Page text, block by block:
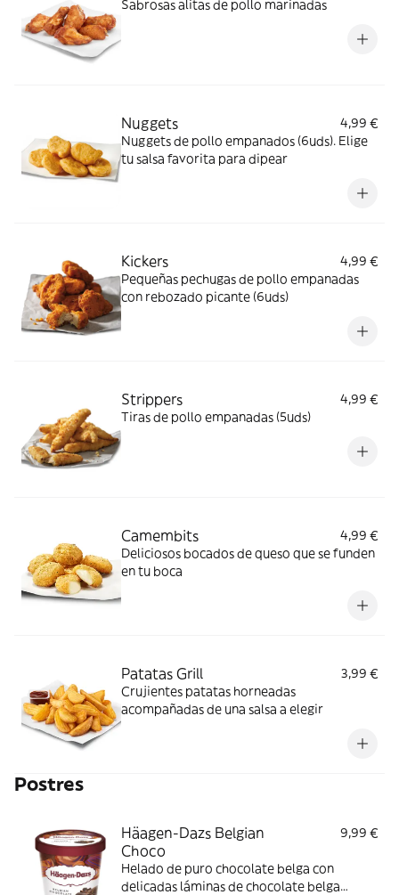
Sabrosas alitas de pollo marinadas
Nuggets
4,99 €
Nuggets de pollo empanados (6uds). Elige
tu salsa favorita para dipear
Kickers
4,99 €
Pequeñas pechugas de pollo empanadas
con rebozado picante (6uds)
Strippers
4,99 €
Tiras de pollo empanadas (5uds)
Camembits
4,99 €
Deliciosos bocados de queso que se funden
en tu boca
Patatas Grill
3,99 €
Crujientes patatas horneadas
acompañadas de una salsa a elegir
Postres
Häagen-Dazs Belgian
Choco
9,99 €
Helado de puro chocolate belga con
delicadas láminas de chocolate belga